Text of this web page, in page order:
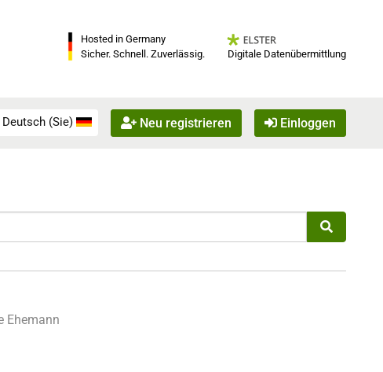
Hosted in Germany
Sicher. Schnell. Zuverlässig.
Digitale Datenübermittlung
Deutsch (Sie) Neu registrieren Einloggen
Ehemann